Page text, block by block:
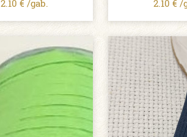
2.10 € /gab.
2.10 € /